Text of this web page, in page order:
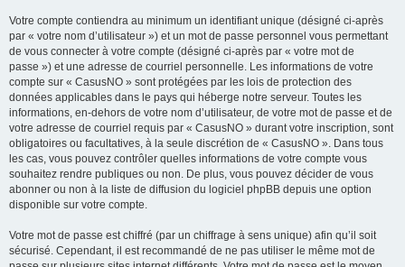
Votre compte contiendra au minimum un identifiant unique (désigné ci-après
par « votre nom d’utilisateur ») et un mot de passe personnel vous permettant
de vous connecter à votre compte (désigné ci-après par « votre mot de
passe ») et une adresse de courriel personnelle. Les informations de votre
compte sur « CasusNO » sont protégées par les lois de protection des
données applicables dans le pays qui héberge notre serveur. Toutes les
informations, en-dehors de votre nom d’utilisateur, de votre mot de passe et de
votre adresse de courriel requis par « CasusNO » durant votre inscription, sont
obligatoires ou facultatives, à la seule discrétion de « CasusNO ». Dans tous
les cas, vous pouvez contrôler quelles informations de votre compte vous
souhaitez rendre publiques ou non. De plus, vous pouvez décider de vous
abonner ou non à la liste de diffusion du logiciel phpBB depuis une option
disponible sur votre compte.
Votre mot de passe est chiffré (par un chiffrage à sens unique) afin qu’il soit
sécurisé. Cependant, il est recommandé de ne pas utiliser le même mot de